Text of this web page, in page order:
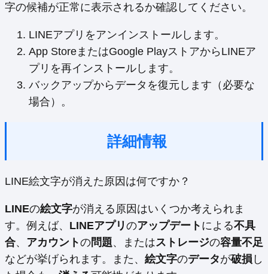
字の候補が正常に表示されるか確認してください。
LINEアプリをアンインストールします。
App StoreまたはGoogle PlayストアからLINEア
プリを再インストールします。
バックアップからデータを復元します（必要な
場合）。
詳細情報
LINE絵文字が消えた原因は何ですか？
LINEの絵文字が消える原因はいくつか考えられま
す。例えば、 LINEアプリ のアップデート による不具
合、 アカウントの問題、またはストレージの容量不足
などが挙げられます。また、 絵文字のデータが破損 し